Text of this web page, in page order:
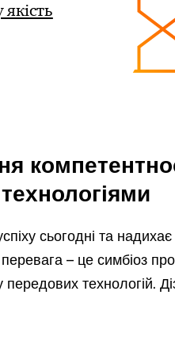
сьогодні та
– це симбіоз
передових